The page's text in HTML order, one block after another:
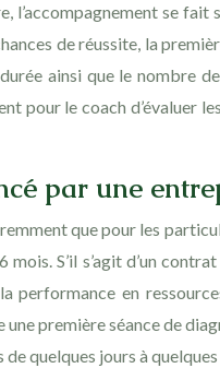
l’accompagnement se
de réussite, la
ainsi que le nombre
pour le coach d’évaluer
par une
que pour les
mois. S’il s’agit d’un
performance en
première séance de
quelques jours à